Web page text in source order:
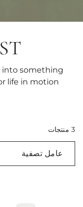
into something
life in motion.
3 منتجات
عامل تصفية